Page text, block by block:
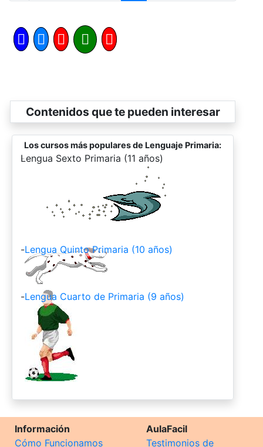
Contenidos que te pueden interesar
Los cursos más populares de Lenguaje Primaria:
-
Lengua Sexto Primaria (11 años)
-Lengua Quinto Primaria (10 años)
-Lengua Cuarto de Primaria (9 años)
Información
Cómo Funcionamos
AulaFacil
Testimonios de